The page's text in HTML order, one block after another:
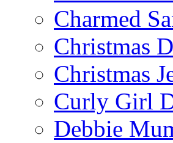
Charmed
Christmas
Christmas
Curly Girl
Debbie